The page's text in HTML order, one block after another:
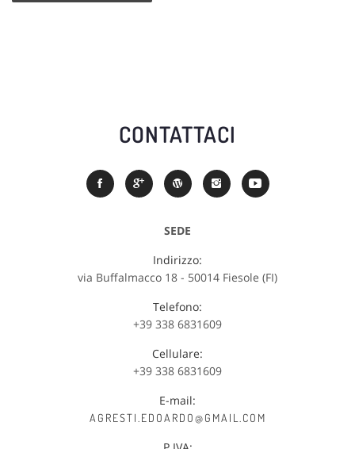
CONTATTACI
SEDE
Indirizzo:
via Buffalmacco 18 - 50014 Fiesole (FI)
Telefono:
+39 338 6831609
Cellulare:
+39 338 6831609
E-mail:
AGRESTI.EDOARDO@GMAIL.COM